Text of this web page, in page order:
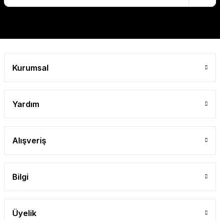
Kurumsal
Yardım
Alışveriş
Bilgi
Üyelik